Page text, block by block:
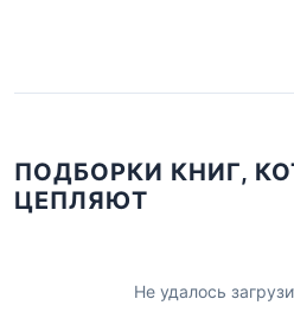
ПОДБОРКИ КНИГ,
ЦЕПЛЯЮТ
Не удалось